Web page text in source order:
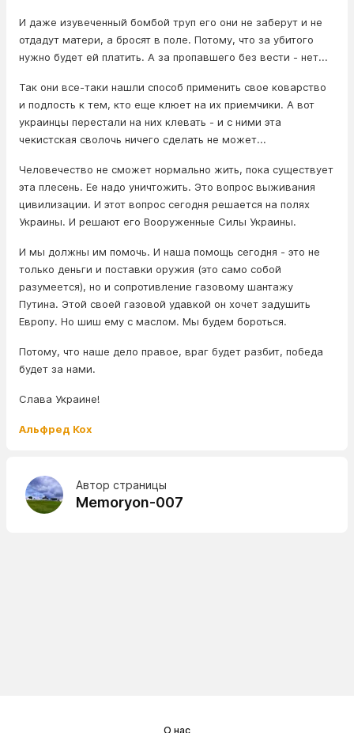
И даже изувеченный бомбой труп его они не заберут и не
отдадут матери, а бросят в поле. Потому, что за убитого
нужно будет ей платить. А за пропавшего без вести - нет...
Так они все-таки нашли способ применить свое коварство
и подлость к тем, кто еще клюет на их приемчики. А вот
украинцы перестали на них клевать - и с ними эта
чекистская сволочь ничего сделать не может...
Человечество не сможет нормально жить, пока существует
эта плесень. Ее надо уничтожить. Это вопрос выживания
цивилизации. И этот вопрос сегодня решается на полях
Украины. И решают его Вооруженные Силы Украины.
И мы должны им помочь. И наша помощь сегодня - это не
только деньги и поставки оружия (это само собой
разумеется), но и сопротивление газовому шантажу
Путина. Этой своей газовой удавкой он хочет задушить
Европу. Но шиш ему с маслом. Мы будем бороться.
Потому, что наше дело правое, враг будет разбит, победа
будет за нами.
Слава Украине!
Альфред Кох
Автор страницы
Memoryon-007
О нас